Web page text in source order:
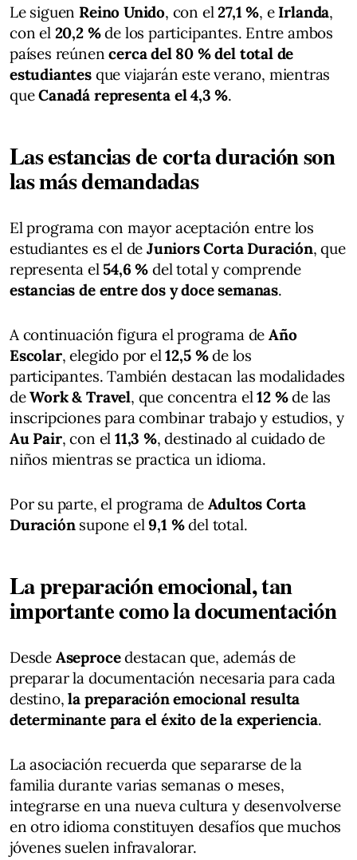
Le siguen Reino Unido, con el27,1 %, e Irlanda,
con el 20,2 %de los participantes. Entre ambos
países reúnencerca del 80 % del total de
estudiantesque viajarán este verano, mientras
queCanadá representa el 4,3 %.
Las estancias de corta duración son
las más demandadas
El programa con mayor aceptación entre los
estudiantes es el deJuniors Corta Duración, que
representa el54,6 % del total y comprende
estancias de entre dos y doce semanas.
A continuación figura el programa de Año
Escolar, elegido por el12,5 %de los
participantes. También destacan las modalidades
deWork & Travel, que concentra el12 %de las
inscripciones para combinar trabajo y estudios, y
Au Pair, con el 11,3 %, destinado al cuidado de
niños mientras se practica un idioma.
Por su parte, el programa de Adultos Corta
Duraciónsupone el9,1 %del total.
La preparación emocional, tan
importante como la documentación
Desde Aseprocedestacan que, además de
preparar la documentación necesaria para cada
destino,la preparación emocional resulta
determinante para el éxito de la experiencia.
La asociación recuerda que separarse de la
familia durante varias semanas o meses,
integrarse en una nueva cultura y desenvolverse
en otro idioma constituyen desafíos que muchos
jóvenes suelen infravalorar.